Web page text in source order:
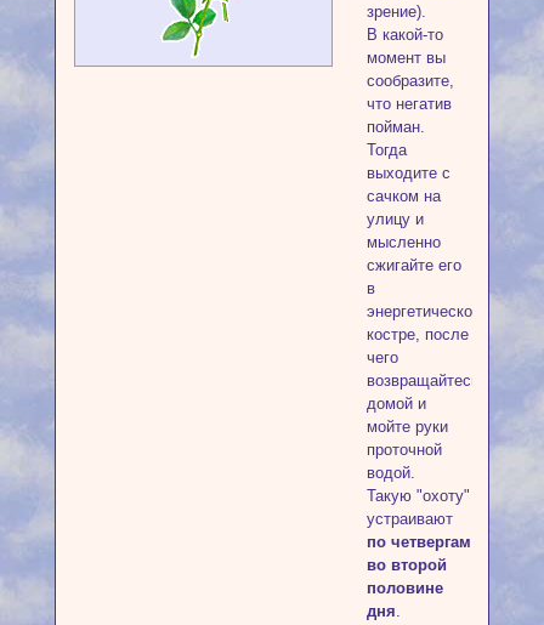
зрение).
В какой-то
момент вы
сообразите,
что негатив
пойман.
Тогда
выходите с
сачком на
улицу и
мысленно
сжигайте его
в
энергетическом
костре, после
чего
возвращайтесь
домой и
мойте руки
проточной
водой.
Такую "охоту"
устраивают
по четвергам
во второй
половине
дня